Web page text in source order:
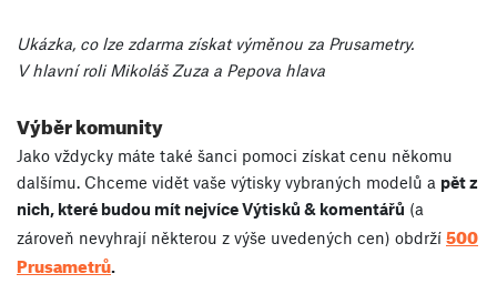
Ukázka, co lze zdarma získat výměnou za Prusametry.
V hlavní roli Mikoláš Zuza a Pepova hlava
Výběr komunity
Jako vždycky máte také šanci pomoci získat cenu někomu
dalšímu. Chceme vidět vaše výtisky vybraných modelů a pět z
nich, které budou mít nejvíce Výtisků & komentářů (a
zároveň nevyhrají některou z výše uvedených cen) obdrží 500
Prusametrů.